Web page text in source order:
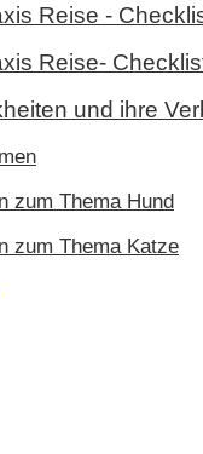
Reise -
Reise-
und ihre
zum Thema Hund
zum Thema Katze